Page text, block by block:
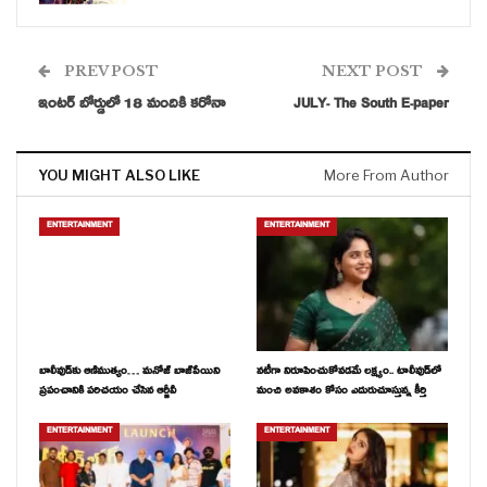
PREV POST
ఇంటర్ బోర్డులో 18 మందికి కరోనా
NEXT POST
JULY- The South E-paper
YOU MIGHT ALSO LIKE More From Author
ENTERTAINMENT
బాలీవుడ్‌కు ఆణిముత్యం… మనోజ్ బాజ్‌పేయిని
ప్రపంచానికి పరిచయం చేసిన ఆర్జీవీ
ENTERTAINMENT
నటీగా నిరూపించుకోవడమే లక్ష్యం.. టాలీవుడ్‌లో
మంచి అవకాశం కోసం ఎదురుచూస్తున్న కీర్తి
ENTERTAINMENT ENTERTAINMENT